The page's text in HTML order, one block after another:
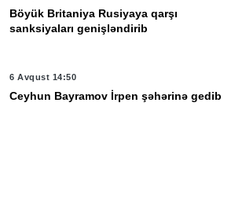
Böyük Britaniya Rusiyaya qarşı
sanksiyaları genişləndirib
6 Avqust 14:50
Ceyhun Bayramov İrpen şəhərinə gedib